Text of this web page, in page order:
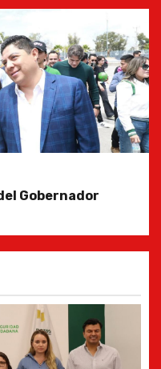
Gobernador